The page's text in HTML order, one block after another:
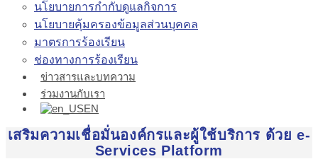
นโยบายการกำกับดูแลกิจการ
นโยบายคุ้มครองข้อมูลส่วนบุคคล
มาตรการร้องเรียน
ช่องทางการร้องเรียน
ข่าวสารและบทความ
ร่วมงานกับเรา
EN
เสริมความเชื่อมั่นองค์กรและผู้ใช้บริการ ด้วย e-
Services Platform